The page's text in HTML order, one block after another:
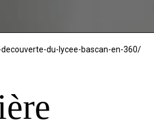
du-lycee-bascan-en-360/